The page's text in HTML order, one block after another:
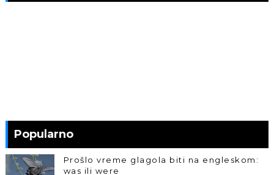
Popularno
Prošlo vreme glagola biti na engleskom:
was ili were